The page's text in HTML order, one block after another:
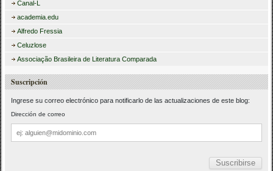
Canal-L
academia.edu
Alfredo Fressia
Celuzlose
Associação Brasileira de Literatura Comparada
Suscripción
Ingrese su correo electrónico para notificarlo de las actualizaciones de este blog:
Dirección de correo
Dirección
de
correo